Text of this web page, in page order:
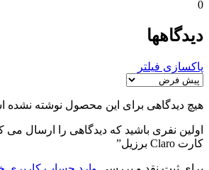
0
دیدگاهها
پاکسازی فیلتر
هیچ دیدگاهی برای این محصول نوشته نشده
اولین نفری باشید که دیدگاهی را ارسال می
کارت Claro برزیل”